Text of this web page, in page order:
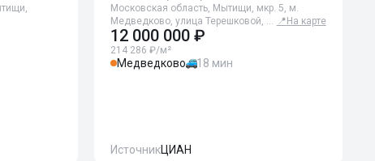
Московская область, Мытищи, мкр. 5, м.
Медведково, улица Терешковой, … 📍 На карте
12 000 000 ₽
214 286 ₽/м²
Медведково 18 мин
ИсточникЦИАН